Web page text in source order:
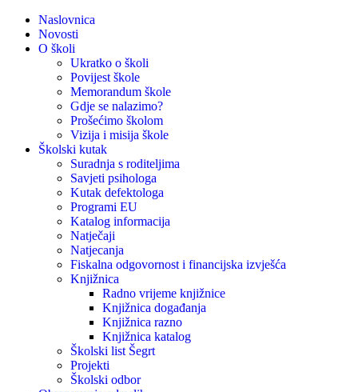
Naslovnica
Novosti
O školi
Ukratko o školi
Povijest škole
Memorandum škole
Gdje se nalazimo?
Prošećimo školom
Vizija i misija škole
Školski kutak
Suradnja s roditeljima
Savjeti psihologa
Kutak defektologa
Programi EU
Katalog informacija
Natječaji
Natjecanja
Fiskalna odgovornost i financijska izvješća
Knjižnica
Radno vrijeme knjižnice
Knjižnica događanja
Knjižnica razno
Knjižnica katalog
Školski list Šegrt
Projekti
Školski odbor